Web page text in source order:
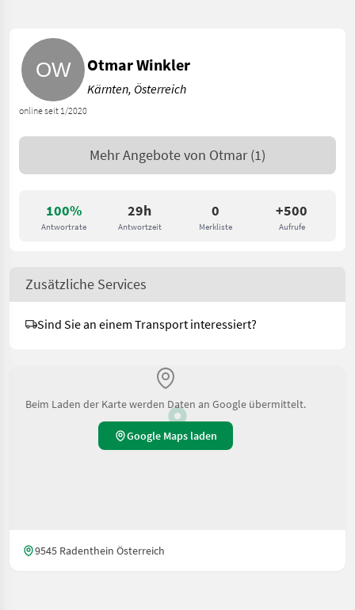
100%
Antwortrate
29h
Antwortzeit
0
Merkliste
+500
Aufrufe
online seit 1/2020
Otmar Winkler
Kärnten, Österreich
Mehr Angebote von Otmar (1)
Zusätzliche Services
Sind Sie an einem Transport interessiert?
Beim Laden der Karte werden Daten an Google übermittelt.
Google Maps laden
9545 Radenthein Österreich